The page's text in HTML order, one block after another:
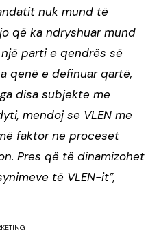
nuk mund të
që ka ndryshuar mund
parti e qendrës së
qenë e definuar qartë,
disa subjekte me
mendoj se VLEN me
faktor në proceset
Pres që të dinamizohet
të VLEN-it”,